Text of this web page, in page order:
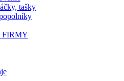
tašky
FIRMY